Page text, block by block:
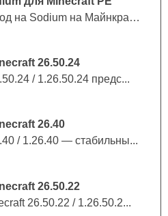
Скачайте Мод на Sodium на Майнкрафт П...
26.50.24
/ 1.26.50.24 предс...
26.40
/ 1.26.40 — стабильны...
26.50.22
26.50.22 / 1.26.50.2...